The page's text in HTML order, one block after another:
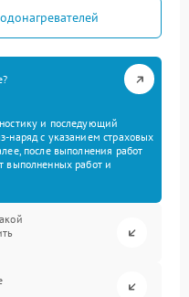
и последующий
наряд с указанием страховых
после выполнения работ
выполненных работ и